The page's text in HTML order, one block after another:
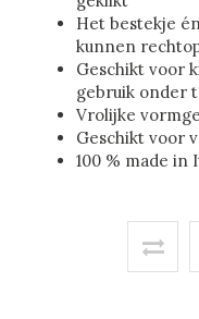
Het bestekje
kunnen
Geschikt voor
gebruik onder
Vrolijke
Geschikt voor
100 % made in